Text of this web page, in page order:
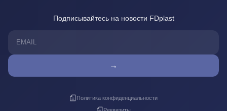
Подписывайтесь на новости FDplast
→
Политика конфиденциальности